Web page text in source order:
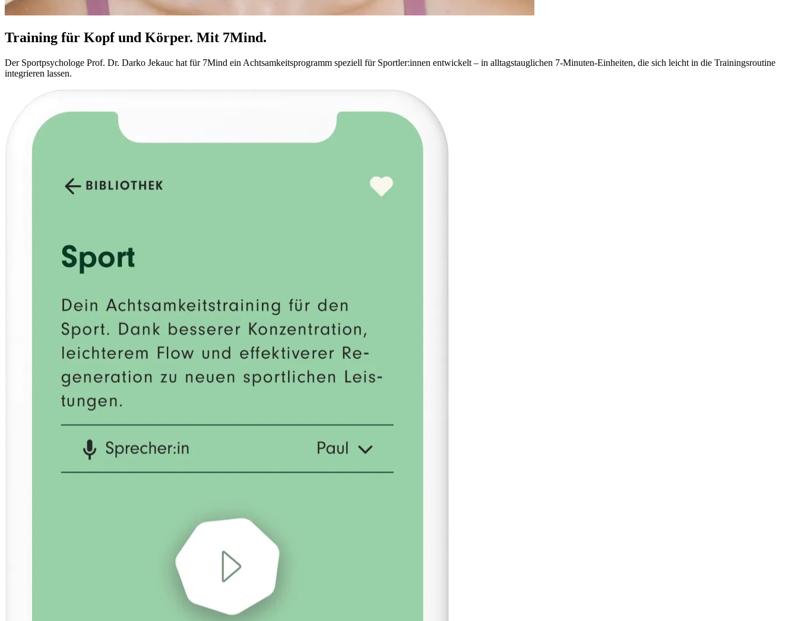
Training für Kopf und Körper. Mit 7Mind.
Der Sport­psy­cho­loge Prof. Dr. Darko Jekauc hat für 7Mind ein Acht­sam­keits­pro­gramm spe­zi­ell für Sportler:innen ent­wi­ckelt – in all­tags­taug­li­chen 7-Minu­ten-Ein­hei­ten, die sich leicht in die Trai­nings­rou­tine
inte­grie­ren lassen.